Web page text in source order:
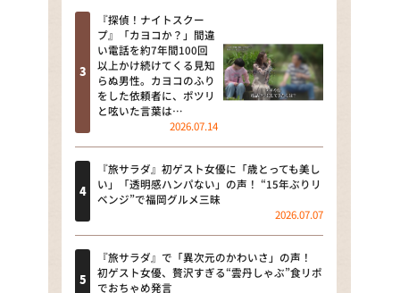
本日はダイアンなり！シーズン２
朝だ！生です旅サラダ
教えて！ニュースライブ 正義の
ミカタ
ＬＩＦＥ～夢のカタチ～
新婚さんいらっしゃい！
ザキ山小屋本館
『探偵！ナイトスクー
プ』「カヨコか？」間違
い電話を約7年間100回
以上かけ続けてくる見知
らぬ男性。カヨコのふり
をした依頼者に、ポツリ
と呟いた言葉は…
2026.07.14
『旅サラダ』初ゲスト女優に「歳とっても美し
い」「透明感ハンパない」の声！ “15年ぶりリ
ベンジ”で福岡グルメ三昧
2026.07.07
『旅サラダ』で「異次元のかわいさ」の声！
初ゲスト女優、贅沢すぎる“雲丹しゃぶ”食リポ
でおちゃめ発言